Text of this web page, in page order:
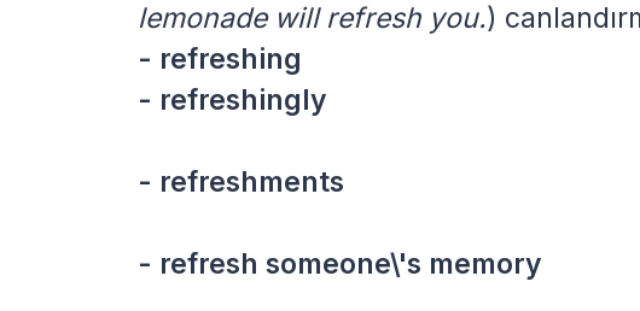
lemonade will refresh you.)
- refreshing
- refreshingly
- refreshments
- refresh someone\'s memory